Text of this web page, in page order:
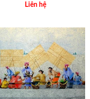
Liên hệ